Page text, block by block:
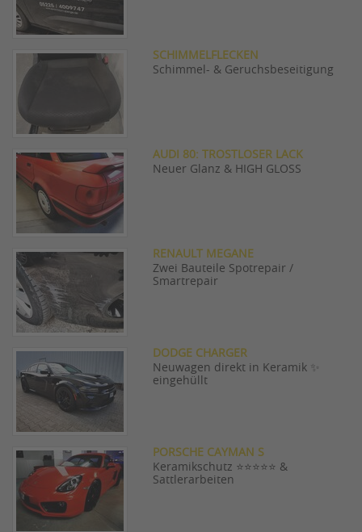
SCHIMMELFLECKEN
Schimmel- & Geruchsbeseitigung
AUDI 80: TROSTLOSER LACK
Neuer Glanz & HIGH GLOSS
RENAULT MEGANE
Zwei Bauteile Spotrepair /
Smartrepair
DODGE CHARGER
Neuwagen direkt in Keramik ✨
eingehüllt
PORSCHE CAYMAN S
Keramikschutz ⭐⭐⭐⭐⭐ &
Sattlerarbeiten